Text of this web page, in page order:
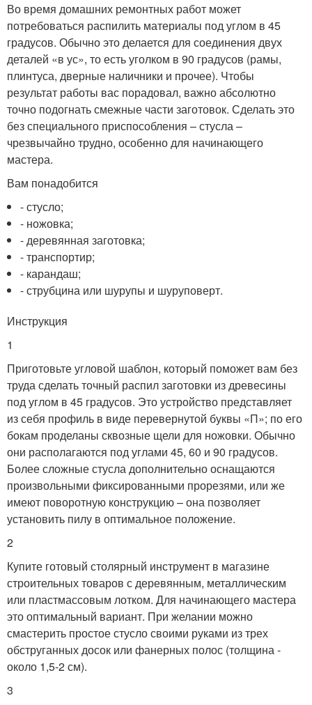
Во время домашних ремонтных работ может
потребоваться распилить материалы под углом в 45
градусов. Обычно это делается для соединения двух
деталей «в ус», то есть уголком в 90 градусов (рамы,
плинтуса, дверные наличники и прочее). Чтобы
результат работы вас порадовал, важно абсолютно
точно подогнать смежные части заготовок. Сделать это
без специального приспособления – стусла –
чрезвычайно трудно, особенно для начинающего
мастера.
Вам понадобится
- стусло;
- ножовка;
- деревянная заготовка;
- транспортир;
- карандаш;
- струбцина или шурупы и шуруповерт.
Инструкция
1
Приготовьте угловой шаблон, который поможет вам без
труда сделать точный распил заготовки из древесины
под углом в 45 градусов. Это устройство представляет
из себя профиль в виде перевернутой буквы «П»; по его
бокам проделаны сквозные щели для ножовки. Обычно
они располагаются под углами 45, 60 и 90 градусов.
Более сложные стусла дополнительно оснащаются
произвольными фиксированными прорезями, или же
имеют поворотную конструкцию – она позволяет
установить пилу в оптимальное положение.
2
Купите готовый столярный инструмент в магазине
строительных товаров с деревянным, металлическим
или пластмассовым лотком. Для начинающего мастера
это оптимальный вариант. При желании можно
смастерить простое стусло своими руками из трех
обструганных досок или фанерных полос (толщина -
около 1,5-2 см).
3